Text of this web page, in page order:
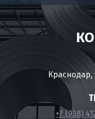
+7 (938)